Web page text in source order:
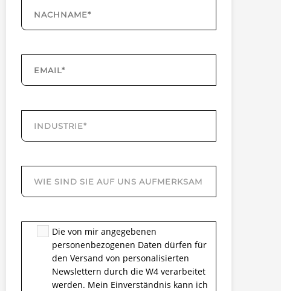
Die von mir angegebenen
personenbezogenen Daten dürfen für
den Versand von personalisierten
Newslettern durch die W4 verarbeitet
werden. Mein Einverständnis kann ich